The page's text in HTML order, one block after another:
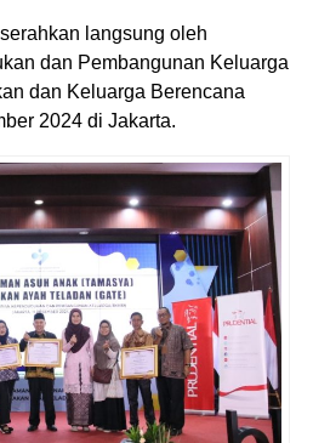
langsung oleh
dan Pembangunan Keluarga
dan Keluarga Berencana
2024 di Jakarta.